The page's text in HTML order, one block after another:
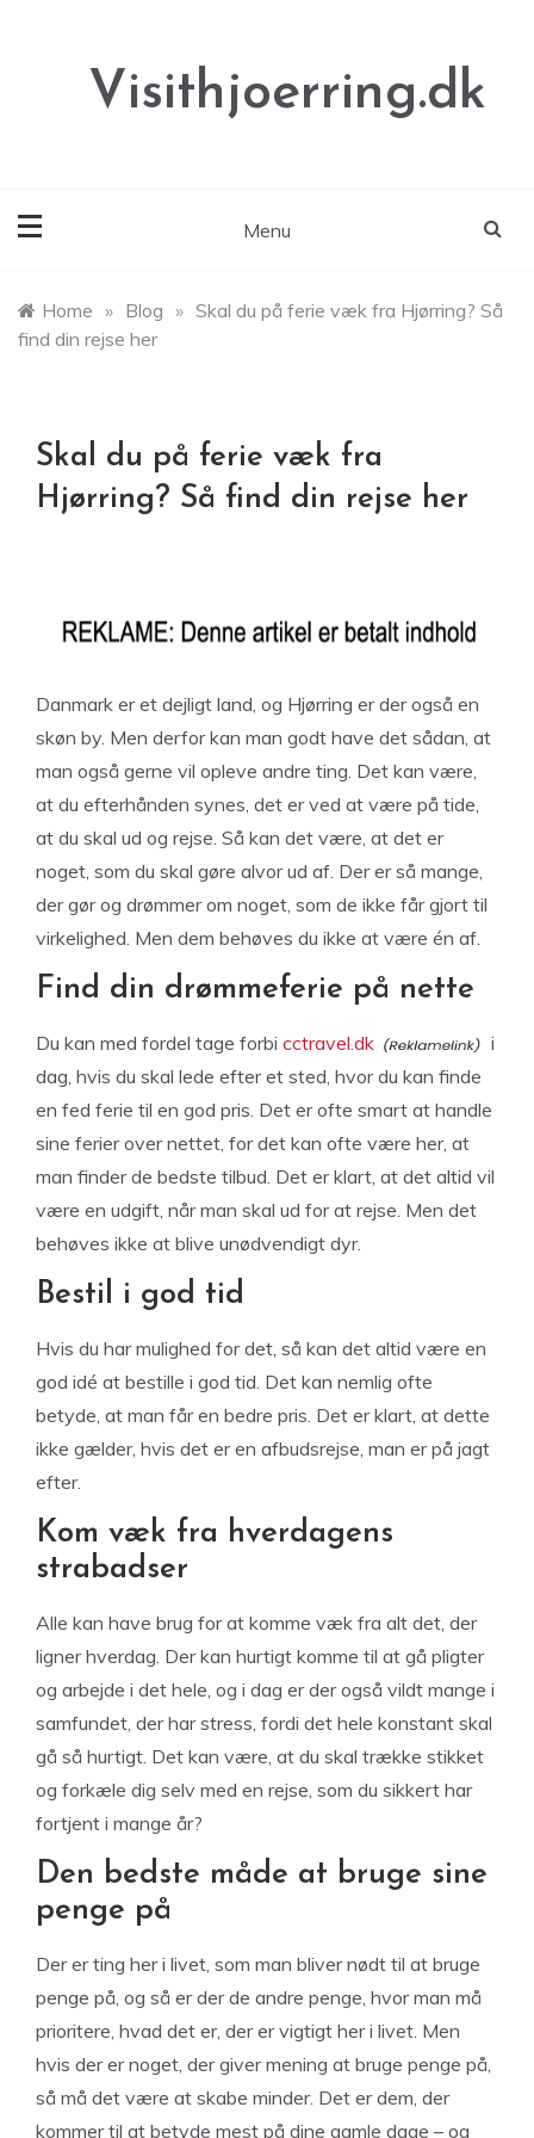
Visithjoerring.dk
Menu
Home » Blog » Skal du på ferie væk fra Hjørring? Så
find din rejse her
Skal du på ferie væk fra
Hjørring? Så find din rejse her
Danmark er et dejligt land, og Hjørring er der også en
skøn by. Men derfor kan man godt have det sådan, at
man også gerne vil opleve andre ting. Det kan være,
at du efterhånden synes, det er ved at være på tide,
at du skal ud og rejse. Så kan det være, at det er
noget, som du skal gøre alvor ud af. Der er så mange,
der gør og drømmer om noget, som de ikke får gjort til
virkelighed. Men dem behøves du ikke at være én af.
Find din drømmeferie på nette
Du kan med fordel tage forbi cctravel.dk
i
dag, hvis du skal lede efter et sted, hvor du kan finde
en fed ferie til en god pris. Det er ofte smart at handle
sine ferier over nettet, for det kan ofte være her, at
man finder de bedste tilbud. Det er klart, at det altid vil
være en udgift, når man skal ud for at rejse. Men det
behøves ikke at blive unødvendigt dyr.
Bestil i god tid
Hvis du har mulighed for det, så kan det altid være en
god idé at bestille i god tid. Det kan nemlig ofte
betyde, at man får en bedre pris. Det er klart, at dette
ikke gælder, hvis det er en afbudsrejse, man er på jagt
efter.
Kom væk fra hverdagens
strabadser
Alle kan have brug for at komme væk fra alt det, der
ligner hverdag. Der kan hurtigt komme til at gå pligter
og arbejde i det hele, og i dag er der også vildt mange i
samfundet, der har stress, fordi det hele konstant skal
gå så hurtigt. Det kan være, at du skal trække stikket
og forkæle dig selv med en rejse, som du sikkert har
fortjent i mange år?
Den bedste måde at bruge sine
penge på
Der er ting her i livet, som man bliver nødt til at bruge
penge på, og så er der de andre penge, hvor man må
prioritere, hvad det er, der er vigtigt her i livet. Men
hvis der er noget, der giver mening at bruge penge på,
så må det være at skabe minder. Det er dem, der
kommer til at betyde mest på dine gamle dage – og